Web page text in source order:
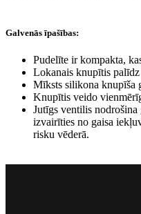
Galvenās īpašības:
Pudelīte ir kompakta,
Lokanais knupītis
Mīksts silikona knupīša
Knupītis veido
Jutīgs ventilis
izvairīties no gaisa
risku vēderā.